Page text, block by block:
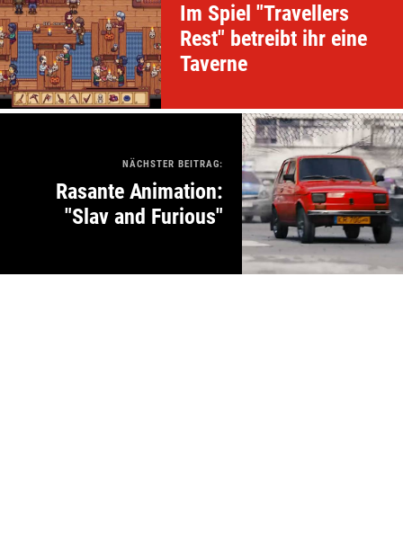
Im Spiel "Travellers
Rest" betreibt ihr eine
Taverne
NÄCHSTER BEITRAG:
Rasante Animation:
"Slav and Furious"